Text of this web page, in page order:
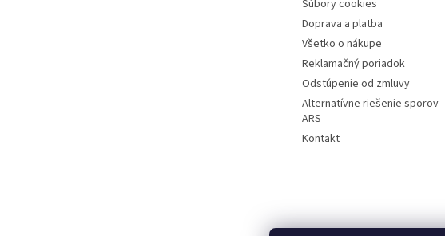
Súbory cookies
Doprava a platba
Všetko o nákupe
Reklamačný poriadok
Odstúpenie od zmluvy
Alternatívne riešenie sporov -
ARS
Kontakt